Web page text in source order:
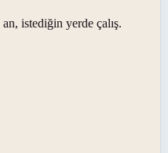
istediğin yerde çalış.